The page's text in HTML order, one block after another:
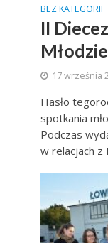
BEZ KATEGORII
II
17 września
Hasło
spotkania
Podczas
w relacjach z